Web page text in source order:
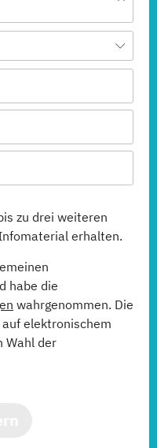
zu drei weiteren
erhalten.
habe die
wahrgenommen. Die
elektronischem
Wahl der